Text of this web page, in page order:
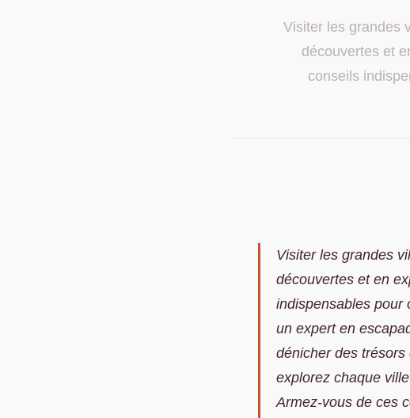
Visiter les grandes
découvertes et
conseils
Visiter les grandes
découvertes et en
indispensables pour
un expert en
dénicher des
explorez chaque
Armez-vous de ces